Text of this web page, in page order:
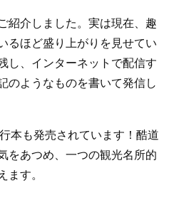
紹介しました。実は現在、趣
るほど盛り上がりを見せてい
し、インターネットで配信す
のようなものを書いて発信し
本も発売されています！酷道
をあつめ、一つの観光名所的
ます。